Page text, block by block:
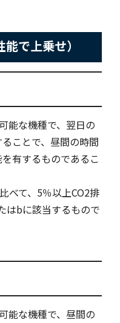
で上乗せ）
能な機種で、翌日の
ことで、昼間の時間
有するものであるこ
べて、5％以上CO2排
はbに該当するもので
能な機種で、昼間の